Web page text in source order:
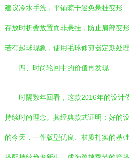
建议冷水手洗，平铺晾干避免悬挂变形
存放时折叠放置而非悬挂，防止肩部变形
若有起球现象，使用毛球修剪器定期处理
四、时尚轮回中的价值再发现
时隔数年回看，这款2016年的设计
持续时尚理念。其经典款式证明：好的
的今天，一件版型优良、材质扎实的基